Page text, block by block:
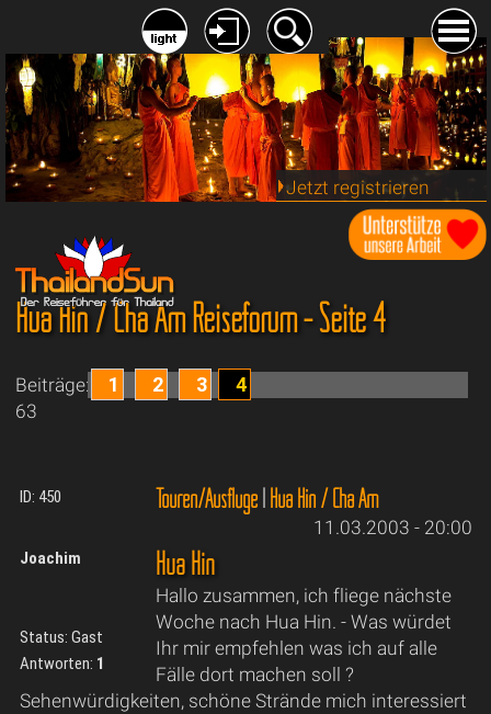
Jetzt registrieren
Hua Hin / Cha Am Reiseforum - Seite 4
Beiträge:
63
1 2 3 4
ID: 450 Touren/Ausflüge|Hua Hin / Cha Am
11.03.2003 - 20:00
Joachim
Status: Gast
Antworten: 1
Hua Hin
Hallo zusammen, ich fliege nächste
Woche nach Hua Hin. - Was würdet
Ihr mir empfehlen was ich auf alle
Fälle dort machen soll ?
Sehenwürdigkeiten, schöne Strände mich interessiert